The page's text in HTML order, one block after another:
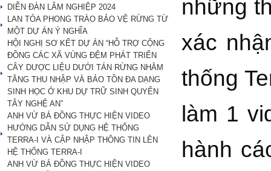
DIỄN ĐÀN LÂM NGHIỆP 2024
LAN TỎA PHONG TRÀO BẢO VỆ RỪNG TỪ
MỘT DỰ ÁN Ý NGHĨA
HỘI NGHỊ SƠ KẾT DỰ ÁN “HỖ TRỢ CỘNG
ĐỒNG CÁC XÃ VÙNG ĐỆM PHÁT TRIỂN
CÂY DƯỢC LIỆU DƯỚI TÁN RỪNG NHẰM
TĂNG THU NHẬP VÀ BẢO TỒN ĐA DẠNG
SINH HỌC Ở KHU DỰ TRỮ SINH QUYỂN
TÂY NGHỆ AN”
ANH VỪ BÁ ĐỒNG THỰC HIỆN VIDEO
HƯỚNG DẪN SỬ DỤNG HỆ THỐNG
TERRA-I VÀ CẬP NHẬP THÔNG TIN LÊN
HỆ THỐNG TERRA-I
ANH VỪ BÁ ĐỒNG THỰC HIỆN VIDEO
những
xác
thống
làm 1
hành